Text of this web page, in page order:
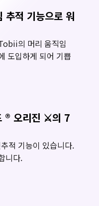
적 기능으로 워
의 머리 움직임
도입하게 되어 기쁩
® 오리진 ⚔의 7
적 기능이 있습니다.
니다.